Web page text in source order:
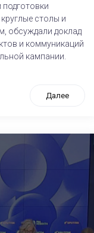
столы и
обсуждали доклад
и коммуникаций
кампании.
Далее